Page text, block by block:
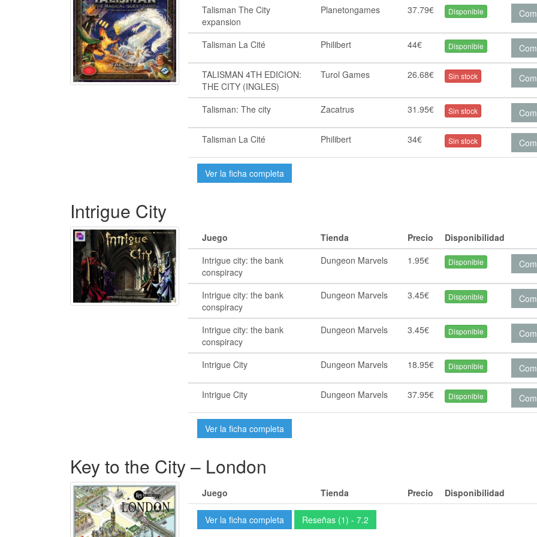
Talisman The City
expansion
Planetongames 37.79€ Disponible
Talisman La Cité Philibert 44€ Disponible
TALISMAN 4TH EDICION:
THE CITY (INGLES)
Turol Games 26.68€ Sin stock
Talisman: The city Zacatrus 31.95€ Sin stock
Talisman La Cité Philibert 34€ Sin stock
Ver la ficha completa
Intrigue City
Juego Tienda Precio
Disponibilidad
Intrigue city: the bank
conspiracy
Dungeon Marvels 1.95€ Disponible
Intrigue city: the bank
conspiracy
Dungeon Marvels 3.45€ Disponible
Intrigue city: the bank
conspiracy
Dungeon Marvels 3.45€ Disponible
Intrigue City Dungeon Marvels 18.95€ Disponible
Intrigue City Dungeon Marvels 37.95€ Disponible
Ver la ficha completa
Key to the City – London
Juego Tienda Precio Disponibilidad
Ver la ficha completa Reseñas (1) - 7.2